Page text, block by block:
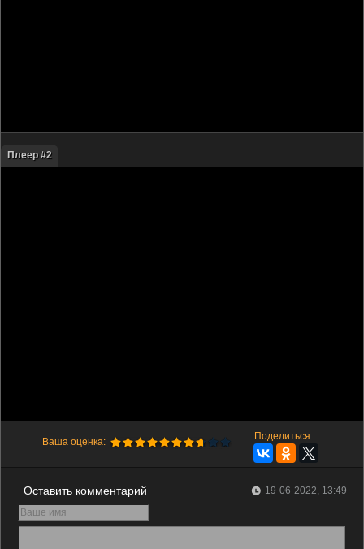
Плеер #2
Ваша оценка: Поделиться:
Оставить комментарий 19-06-2022, 13:49